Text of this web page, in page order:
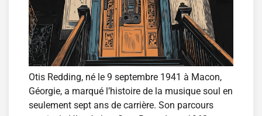
Otis Redding, né le 9 septembre 1941 à Macon,
Géorgie, a marqué l’histoire de la musique soul en
seulement sept ans de carrière. Son parcours